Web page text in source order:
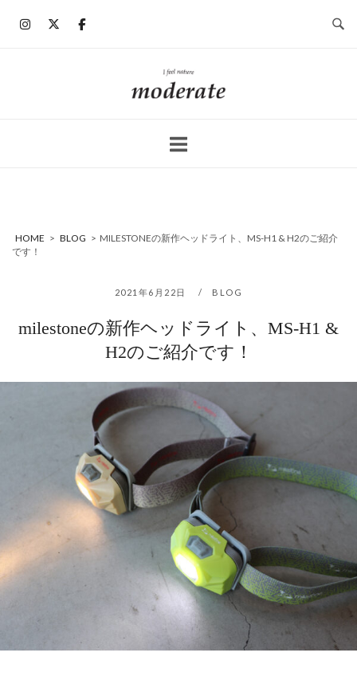
ホ
ー
HOME > BLOG > MILESTONEの新作ヘッドライト、MS-H1 & H2のご紹介
です！
2021年6月22日 BLOG
milestoneの新作ヘッドライト、MS-H1 &
H2のご紹介です！